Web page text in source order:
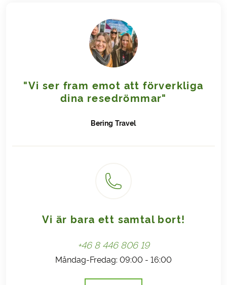
"Vi ser fram emot att förverkliga
dina resedrömmar"
Bering Travel
Vi är bara ett samtal bort!
+46 8 446 806 19
Måndag-Fredag: 09:00 - 16:00